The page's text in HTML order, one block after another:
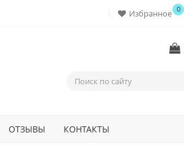
Избранное 0
ОТЗЫВЫ КОНТАКТЫ